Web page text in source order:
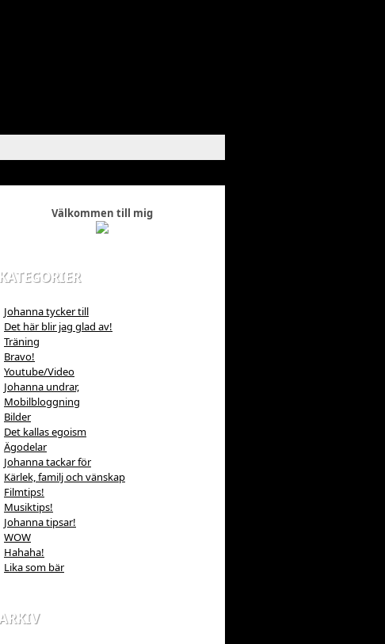
Välkommen till mig
KATEGORIER
Johanna tycker till
Det här blir jag glad av!
Träning
Bravo!
Youtube/Video
Johanna undrar,
Mobilbloggning
Bilder
Det kallas egoism
Ägodelar
Johanna tackar för
Kärlek, familj och vänskap
Filmtips!
Musiktips!
Johanna tipsar!
WOW
Hahaha!
Lika som bär
ARKIV